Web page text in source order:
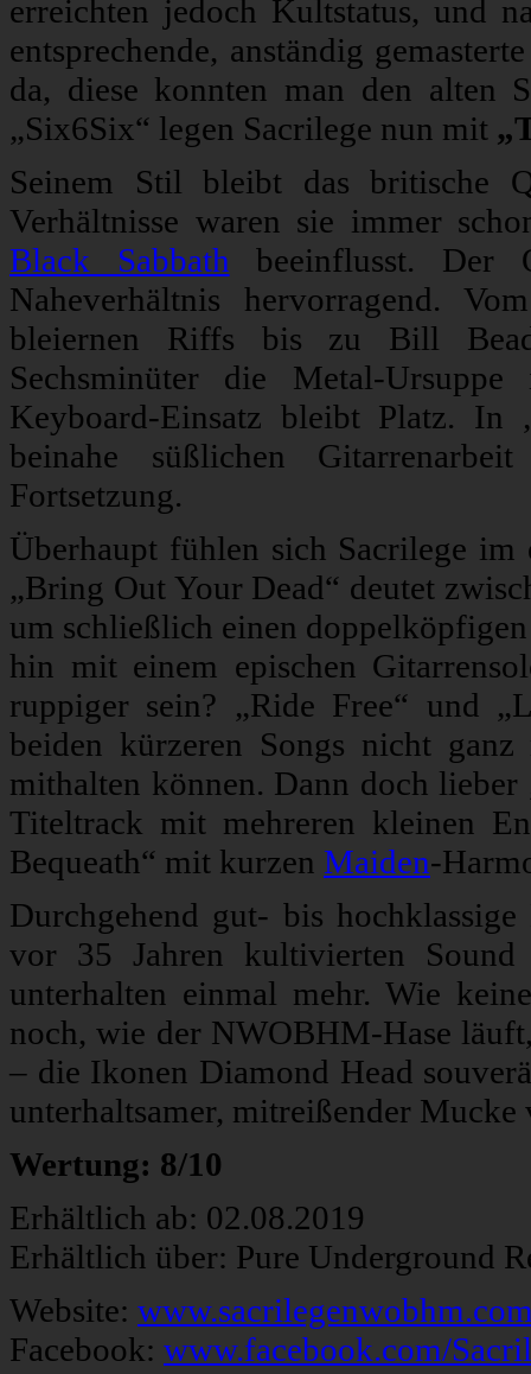
erreichten jedoch Kultstatus, und
entsprechende, anständig
da, diese konnten man den alten
„Six6Six“ legen Sacrilege nun mit
Seinem Stil bleibt das britische
Verhältnisse waren sie immer
Black Sabbath beeinflusst. Der
Naheverhältnis hervorragend.
bleiernen Riffs bis zu Bill
Sechsminüter die Metal-
Keyboard-Einsatz bleibt Platz. In
beinahe süßlichen
Fortsetzung.
Überhaupt fühlen sich Sacrilege
„Bring Out Your Dead“ deutet
um schließlich einen
hin mit einem epischen
ruppiger sein? „Ride Free“ und
beiden kürzeren Songs nicht
mithalten können. Dann doch
Titeltrack mit mehreren kleinen
Bequeath“ mit kurzen Maiden-
Durchgehend gut- bis
vor 35 Jahren kultivierten
unterhalten einmal mehr. Wie
noch, wie der NWOBHM-Hase
– die Ikonen Diamond Head
unterhaltsamer, mitreißender Mucke
Wertung: 8/10
Erhältlich ab: 02.08.2019
Erhältlich über: Pure Underground
Website:
Facebook: www.facebook.com/